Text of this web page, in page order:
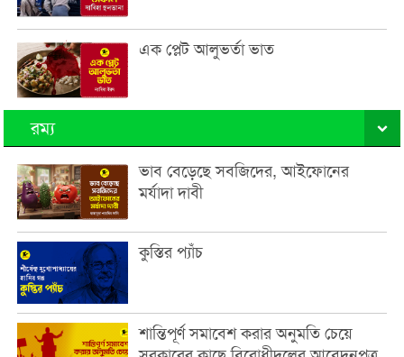
এক প্লেট আলুভর্তা ভাত
রম্য
ভাব বেড়েছে সবজিদের, আইফোনের
মর্যাদা দাবী
কুস্তির প্যাঁচ
শান্তিপূর্ণ সমাবেশ করার অনুমতি চেয়ে